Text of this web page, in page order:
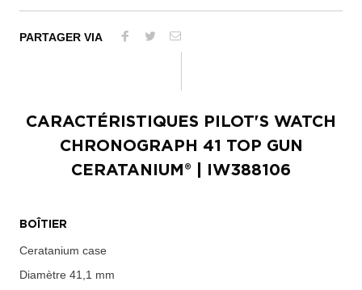
PARTAGER VIA
CARACTÉRISTIQUES PILOT'S WATCH
CHRONOGRAPH 41 TOP GUN
CERATANIUM® | IW388106
BOÎTIER
Ceratanium case
Diamètre 41,1 mm